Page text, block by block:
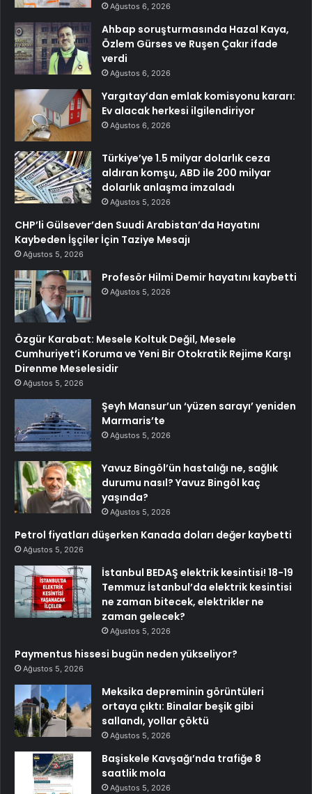
Ağustos 6, 2026
Ahbap soruşturmasında Hazal Kaya,
Özlem Gürses ve Ruşen Çakır ifade
verdi
Ağustos 6, 2026
Yargıtay’dan emlak komisyonu kararı:
Ev alacak herkesi ilgilendiriyor
Ağustos 6, 2026
Türkiye’ye 1.5 milyar dolarlık ceza
aldıran komşu, ABD ile 200 milyar
dolarlık anlaşma imzaladı
Ağustos 5, 2026
CHP’li Gülsever’den Suudi Arabistan’da Hayatını
Kaybeden İşçiler İçin Taziye Mesajı
Ağustos 5, 2026
Profesör Hilmi Demir hayatını kaybetti
Ağustos 5, 2026
Özgür Karabat: Mesele Koltuk Değil, Mesele
Cumhuriyet’i Koruma ve Yeni Bir Otokratik Rejime Karşı
Direnme Meselesidir
Ağustos 5, 2026
Şeyh Mansur’un ‘yüzen sarayı’ yeniden
Marmaris’te
Ağustos 5, 2026
Yavuz Bingöl’ün hastalığı ne, sağlık
durumu nasıl? Yavuz Bingöl kaç
yaşında?
Ağustos 5, 2026
Petrol fiyatları düşerken Kanada doları değer kaybetti
Ağustos 5, 2026
İstanbul BEDAŞ elektrik kesintisi! 18-19
Temmuz İstanbul’da elektrik kesintisi
ne zaman bitecek, elektrikler ne
zaman gelecek?
Ağustos 5, 2026
Paymentus hissesi bugün neden yükseliyor?
Ağustos 5, 2026
Meksika depreminin görüntüleri
ortaya çıktı: Binalar beşik gibi
sallandı, yollar çöktü
Ağustos 5, 2026
Başiskele Kavşağı’nda trafiğe 8
saatlik mola
Ağustos 5, 2026